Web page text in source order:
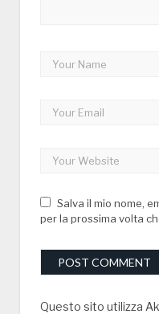
Salva il mio nome,
per la prossima volta
Questo sito utilizza